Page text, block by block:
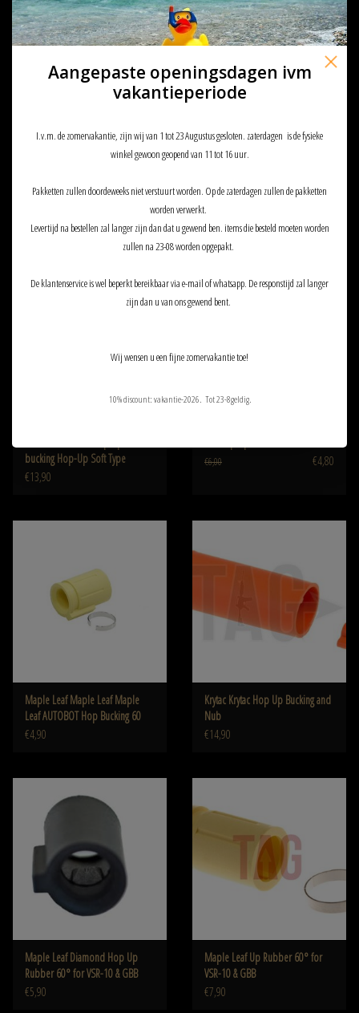
Maple Leaf Super Macaron Hop
Maple Leaf Maple Leaf Maple
Leaf AUTOBOT Hop Bucking 70
bucking Hop-Up Soft Type
€13,90
SALE
€6,00 €4,80
Maple Leaf Maple Leaf Maple
Leaf AUTOBOT Hop Bucking 60
€4,90
Krytac Krytac Hop Up Bucking and
Nub
€14,90
Maple Leaf Diamond Hop Up
Rubber 60° for VSR-10 & GBB
€5,90
Maple Leaf Up Rubber 60° for
VSR-10 & GBB
€7,90
Aangepaste openingsdagen ivm
vakantieperiode
I.v.m. de zomervakantie, zijn wij van 1 tot 23 Augustus gesloten. zaterdagen is de fysieke
winkel gewoon geopend van 11 tot 16 uur.
Pakketten zullen doordeweeks niet verstuurt worden. Op de zaterdagen zullen de pakketten
worden verwerkt.
Levertijd na bestellen zal langer zijn dan dat u gewend ben. items die besteld moeten worden
zullen na 23-08 worden opgepakt.
De klantenservice is wel beperkt bereikbaar via e-mail of whatsapp. De responstijd zal langer
zijn dan u van ons gewend bent.
Wij wensen u een fijne zomervakantie toe!
10% discount: vakantie-2026. Tot 23-8geldig.